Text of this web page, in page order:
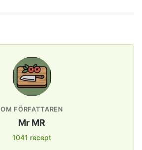
OM FÖRFATTAREN
Mr MR
1041 recept